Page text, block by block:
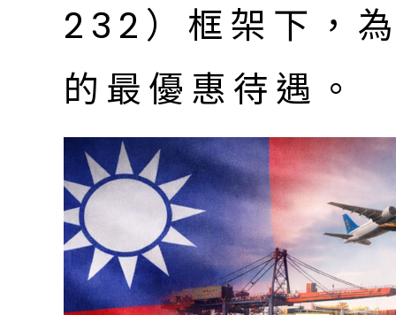
232）框架下，
的最優惠待遇。